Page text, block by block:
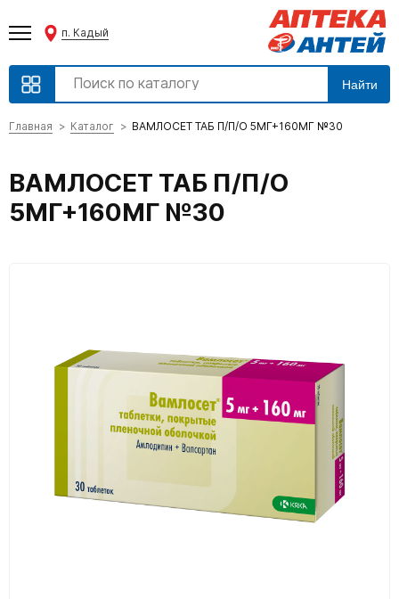
п. Кадый
Найти
Главная Каталог ВАМЛОСЕТ ТАБ П/П/О 5МГ+160МГ №30
ВАМЛОСЕТ ТАБ П/П/О
5МГ+160МГ №30